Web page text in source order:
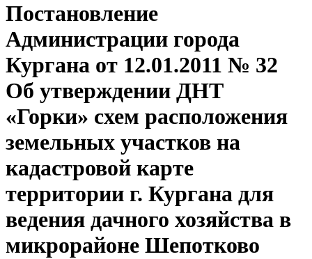
Постановление
Администрации города
Кургана от 12.01.2011 № 32
Об утверждении ДНТ
«Горки» схем расположения
земельных участков на
кадастровой карте
территории г. Кургана для
ведения дачного хозяйства в
микрорайоне Шепотково